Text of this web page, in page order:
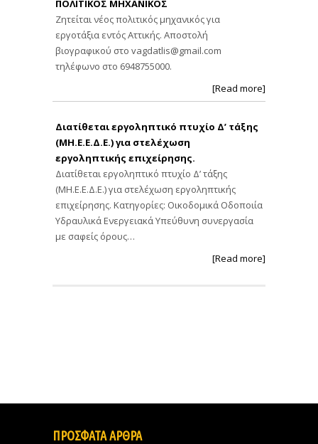
ΠΟΛΙΤΙΚΟΣ ΜΗΧΑΝΙΚΟΣ
Ζητείται νέος πολιτικός μηχανικός για
εργοτάξια εντός Αττικής. Αποστολή
βιογραφικού στο vagdatlis@gmail.com
τηλέφωνο στο 6948755000.
[Read more]
Διατίθεται εργοληπτικό πτυχίο Δ’ τάξης
(ΜΗ.Ε.Ε.Δ.Ε.) για στελέχωση
εργοληπτικής επιχείρησης.
Διατίθεται εργοληπτικό πτυχίο Δ’ τάξης
(ΜΗ.Ε.Ε.Δ.Ε.) για στελέχωση εργοληπτικής
επιχείρησης. Κατηγορίες: Οικοδομικά Οδοποιία
Υδραυλικά Ενεργειακά Υπεύθυνη συνεργασία
με σαφείς όρους…
[Read more]
ΠΡΟΣΦΑΤΑ ΑΡΘΡΑ